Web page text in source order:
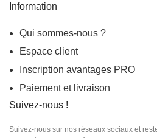
Information
Qui sommes-nous ?
Espace client
Inscription avantages PRO
Paiement et livraison
Suivez-nous !
Suivez-nous sur nos réseaux sociaux et